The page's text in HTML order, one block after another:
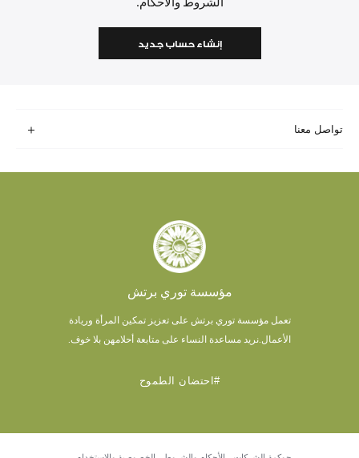
الشروط والأحكام.
إنشاء حساب جديد
تواصل معنا
مؤسسة توري برتش
تعمل مؤسسة توري برتش على تعزيز تمكين المرأة وريادة
الأعمال. نريد مساعدة النساء على متابعة أحلامهن بلا خوف.
#احتضان الطموح